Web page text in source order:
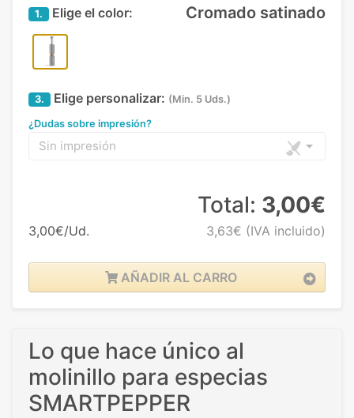
1. Elige el color: Cromado satinado
3. Elige personalizar: (Min. 5 Uds.)
¿Dudas sobre impresión?
Sin impresión
3,00€/Ud.
Total: 3,00€
3,63€ (IVA incluido)
AÑADIR AL CARRO
Lo que hace único al
molinillo para especias
SMARTPEPPER